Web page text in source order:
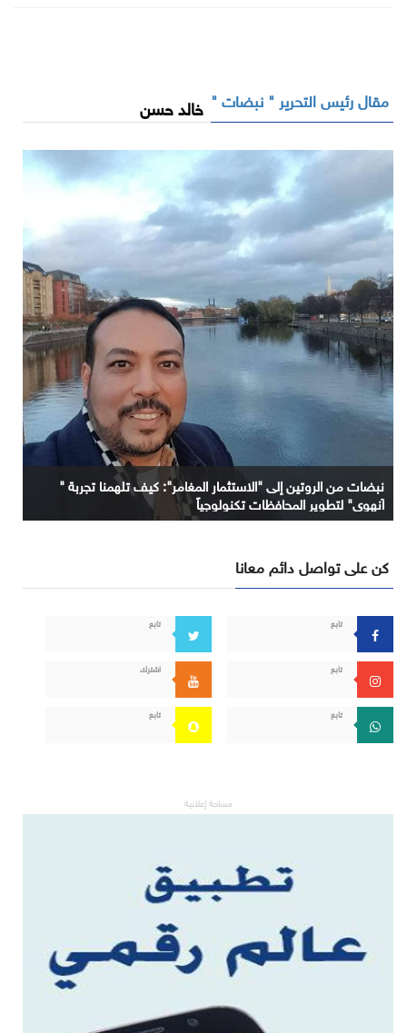
مقال رئيس التحرير " نبضات " خالد حسن
نبضات من الروتين إلى "الاستثمار المغامر": كيف تلهمنا تجربة "
آنهوي" لتطوير المحافظات تكنولوجياً
كن على تواصل دائم معانا
تابع تابع
تابع اشترك
تابع تابع
مساحة إعلانية